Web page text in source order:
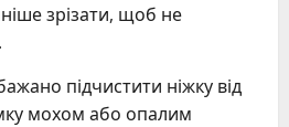
зрізати, щоб не
підчистити ніжку від
мохом або опалим